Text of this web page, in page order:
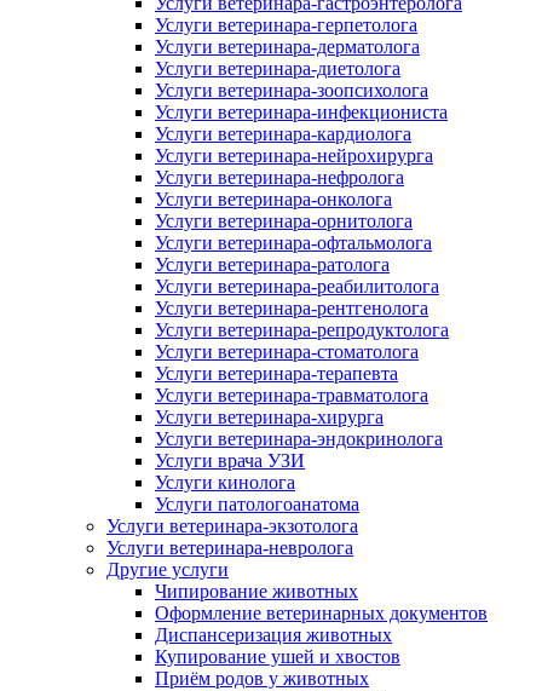
Услуги ветеринара-герпетолога
Услуги ветеринара-дерматолога
Услуги ветеринара-диетолога
Услуги ветеринара-зоопсихолога
Услуги ветеринара-инфекциониста
Услуги ветеринара-кардиолога
Услуги ветеринара-нейрохирурга
Услуги ветеринара-нефролога
Услуги ветеринара-онколога
Услуги ветеринара-орнитолога
Услуги ветеринара-офтальмолога
Услуги ветеринара-ратолога
Услуги ветеринара-реабилитолога
Услуги ветеринара-рентгенолога
Услуги ветеринара-репродуктолога
Услуги ветеринара-стоматолога
Услуги ветеринара-терапевта
Услуги ветеринара-травматолога
Услуги ветеринара-хирурга
Услуги ветеринара-эндокринолога
Услуги врача УЗИ
Услуги кинолога
Услуги патологоанатома
Услуги ветеринара-экзотолога
Услуги ветеринара-невролога
Другие услуги
Чипирование животных
Оформление ветеринарных документов
Диспансеризация животных
Купирование ушей и хвостов
Приём родов у животных